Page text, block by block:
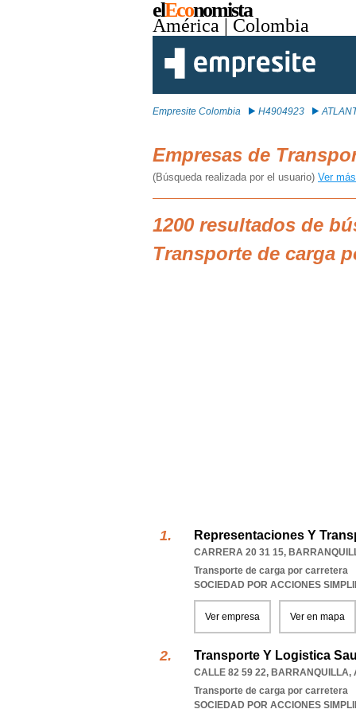
elEconomista
América | Colombia
Empresite Colombia H4904923
Empresas de
(Búsqueda realizada por el usuario) Ver
1200 resultados de
Transporte de carga
Representaciones Y
CARRERA 20 31 15,
Transporte de carga por carretera
SOCIEDAD POR ACCIONES
Ver empresa Ver en mapa
Transporte Y Logistica
CALLE 82 59 22, BARRANQUILLA,
Transporte de carga por carretera
SOCIEDAD POR ACCIONES